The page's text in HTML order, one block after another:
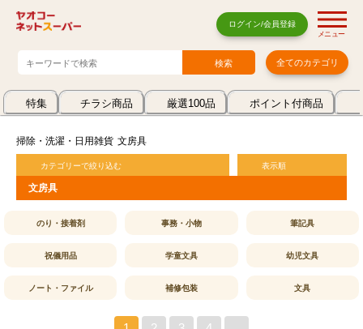
ログイン/会員登録
メニュー
全てのカテゴリ
特集 チラシ商品 厳選100品 ポイント付商品
掃除・洗濯・日用雑貨 文房具
カテゴリーで絞り込む 表示順
文房具
のり・接着剤 事務・小物 筆記具
祝儀用品 学童文具 幼児文具
ノート・ファイル 補修包装 文具